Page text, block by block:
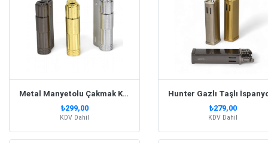
Metal Manyetolu Çakmak Kişiye Özel İsim Baskılı - Gazlı
₺299,00
KDV Dahil
₺279,00
KDV Dahil